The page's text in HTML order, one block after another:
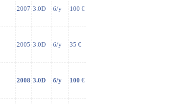
2007 3.0D б/у 100 €
2005 3.0D б/у 35 €
2008 3.0D б/у 100 €